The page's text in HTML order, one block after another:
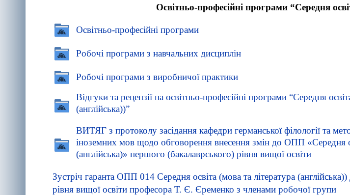
Освітньо-професійні програми “Середня
Освітньо-професійні програми
Робочі програми з навчальних дисциплін
Робочі програми з виробничої практики
Відгуки та рецензії на освітньо-професійні програми “Середня
(англійська))”
ВИТЯГ з протоколу засідання кафедри германської філології та
іноземних мов щодо обговорення внесення змін до ОПП «Середня
(англійська)» першого (бакалаврського) рівня вищої освіти
Зустріч гаранта ОПП 014 Середня освіта (мова та література
рівня вищої освіти професора Т. Є. Єременко з членами робочої групи